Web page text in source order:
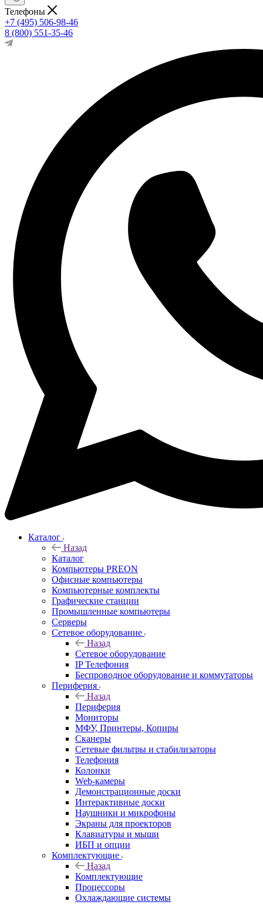
Телефоны
+7 (495) 506-98-46
8 (800) 551-35-46
Каталог
Назад
Каталог
Компьютеры PREON
Офисные компьютеры
Компьютерные комплекты
Графические станции
Промышленные компьютеры
Серверы
Сетевое оборудование
Назад
Сетевое оборудование
IP Телефония
Беспроводное оборудование и коммутаторы
Периферия
Назад
Периферия
Мониторы
МФУ, Принтеры, Копиры
Сканеры
Сетевые фильтры и стабилизаторы
Телефония
Колонки
Web-камеры
Демонстрационные доски
Интерактивные доски
Наушники и микрофоны
Экраны для проекторов
Клавиатуры и мыши
ИБП и опции
Комплектующие
Назад
Комплектующие
Процессоры
Охлаждающие системы